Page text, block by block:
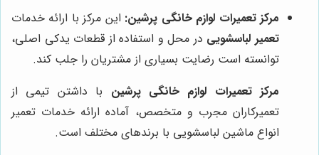
مرکز تعمیرات لوازم خانگی پرشین: این مرکز با ارائه خدمات
تعمیر لباسشویی در محل و استفاده از قطعات یدکی اصلی،
توانسته است رضایت بسیاری از مشتریان را جلب کند.
مرکز تعمیرات لوازم خانگی پرشین با داشتن تیمی از
تعمیرکاران مجرب و متخصص، آماده ارائه خدمات تعمیر
انواع ماشین لباسشویی با برندهای مختلف است.